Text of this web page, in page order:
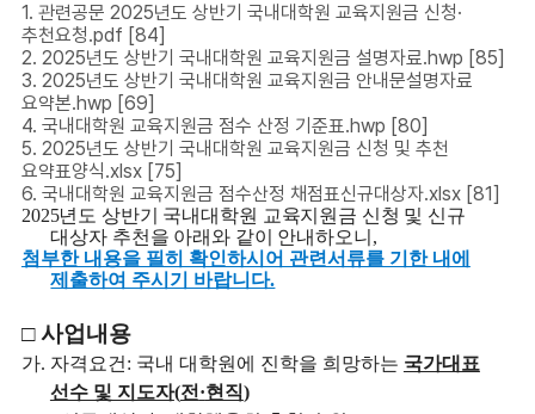
1. 관련공문 2025년도 상반기 국내대학원 교육지원금 신청·
추천요청.pdf [84]
2. 2025년도 상반기 국내대학원 교육지원금 설명자료.hwp [85]
3. 2025년도 상반기 국내대학원 교육지원금 안내문설명자료
요약본.hwp [69]
4. 국내대학원 교육지원금 점수 산정 기준표.hwp [80]
5. 2025년도 상반기 국내대학원 교육지원금 신청 및 추천
요약표양식.xlsx [75]
6. 국내대학원 교육지원금 점수산정 채점표신규대상자.xlsx [81]
2025년도 상반기 국내대학원 교육지원금 신청 및 신규
대상자 추천을 아래와 같이 안내하오니,
첨부한 내용을 필히 확인하시어 관련서류를 기한 내에
제출하여 주시기 바랍니다.
□사업내용
가. 자격요건 : 국내 대학원에 진학을 희망하는 국가대표
선수 및 지도자(전 ·현직)